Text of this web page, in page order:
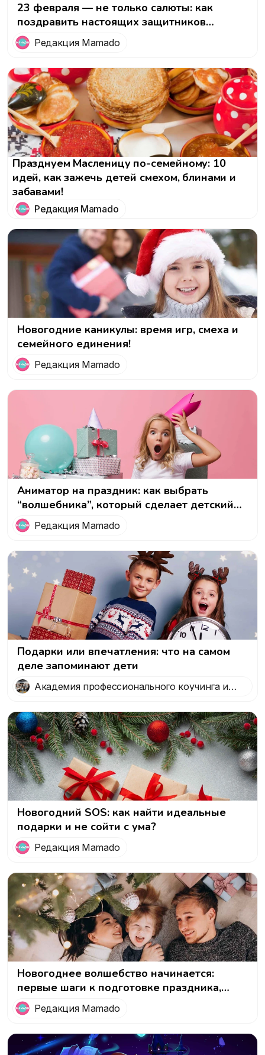
23 февраля — не только салюты: как
поздравить настоящих защитников
Отечества
Редакция Mamado
Празднуем Масленицу по-семейному: 10
идей, как зажечь детей смехом, блинами и
забавами!
Редакция Mamado
Новогодние каникулы: время игр, смеха и
семейного единения!
Редакция Mamado
Аниматор на праздник: как выбрать
“волшебника”, который сделает детский
день незабываемым!
Редакция Mamado
Подарки или впечатления: что на самом
деле запоминают дети
Академия профессионального коучинга и
Новогодний SOS: как найти идеальные
подарки и не сойти с ума?
Редакция Mamado
Новогоднее волшебство начинается:
первые шаги к подготовке праздника,
который запомнится!
Редакция Mamado